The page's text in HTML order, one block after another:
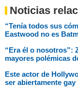
Noticias
“Tenía todos sus
Eastwood no es
“Era él o nosotros”:
mayores polémicas
Este actor de
ser abiertamente gay